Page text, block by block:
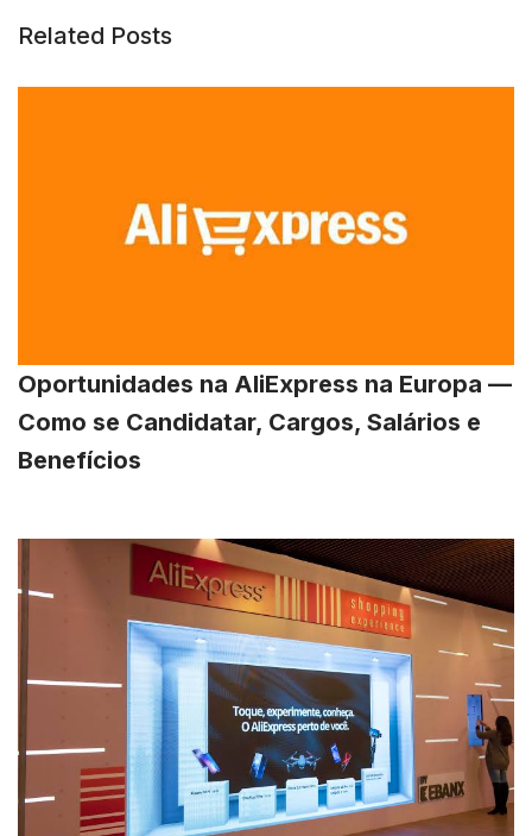
Related Posts
Oportunidades na AliExpress na Europa —
Como se Candidatar, Cargos, Salários e
Benefícios